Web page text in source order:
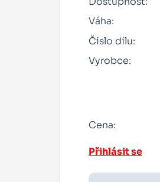
Váha:
Číslo dílu:
Vyrobce:
Cena:
Přihlásit se